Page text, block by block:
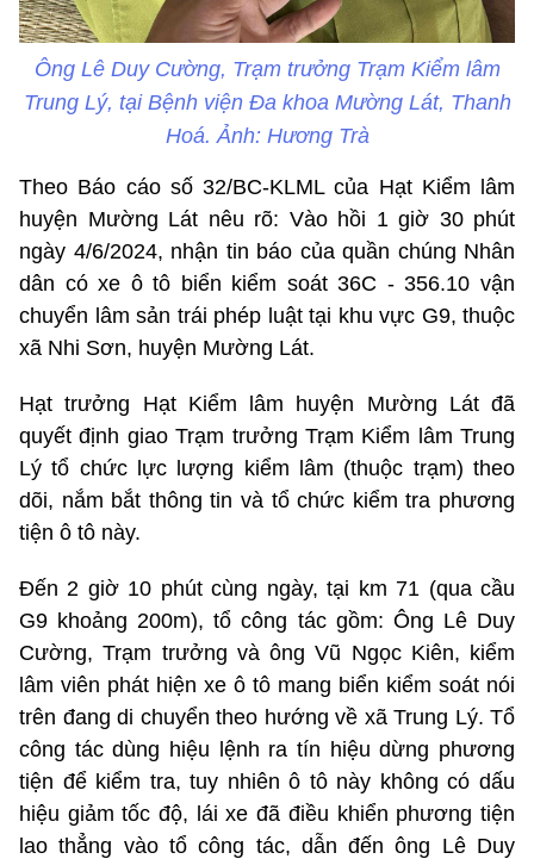
Ông Lê Duy Cường, Trạm trưởng Trạm Kiểm lâm
Trung Lý, tại Bệnh viện Đa khoa Mường Lát, Thanh
Hoá. Ảnh: Hương Trà
Theo Báo cáo số 32/BC-KLML của Hạt Kiểm lâm
huyện Mường Lát nêu rõ: Vào hồi 1 giờ 30 phút
ngày 4/6/2024, nhận tin báo của quần chúng Nhân
dân có xe ô tô biển kiểm soát 36C - 356.10 vận
chuyển lâm sản trái phép luật tại khu vực G9, thuộc
xã Nhi Sơn, huyện Mường Lát.
Hạt trưởng Hạt Kiểm lâm huyện Mường Lát đã
quyết định giao Trạm trưởng Trạm Kiểm lâm Trung
Lý tổ chức lực lượng kiểm lâm (thuộc trạm) theo
dõi, nắm bắt thông tin và tổ chức kiểm tra phương
tiện ô tô này.
Đến 2 giờ 10 phút cùng ngày, tại km 71 (qua cầu
G9 khoảng 200m), tổ công tác gồm: Ông Lê Duy
Cường, Trạm trưởng và ông Vũ Ngọc Kiên, kiểm
lâm viên phát hiện xe ô tô mang biển kiểm soát nói
trên đang di chuyển theo hướng về xã Trung Lý. Tổ
công tác dùng hiệu lệnh ra tín hiệu dừng phương
tiện để kiểm tra, tuy nhiên ô tô này không có dấu
hiệu giảm tốc độ, lái xe đã điều khiển phương tiện
lao thẳng vào tổ công tác, dẫn đến ông Lê Duy